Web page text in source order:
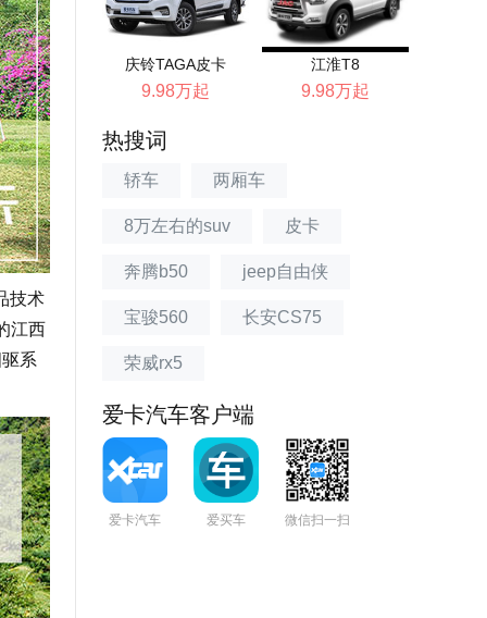
技术
江西
系
庆铃TAGA皮卡
9.98万起
江淮T8
9.98万起
热搜词
轿车 两厢车
8万左右的suv 皮卡
奔腾b50 jeep自由侠
宝骏560 长安CS75
荣威rx5
爱卡汽车客户端
爱卡汽车 爱买车 微信扫一扫